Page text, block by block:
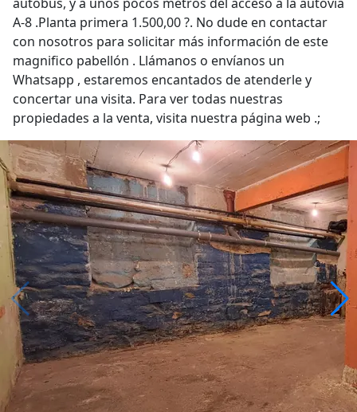
A-8 .Planta primera 1.500,00 ?. No dude en contactar
con nosotros para solicitar más información de este
magnifico pabellón . Llámanos o envíanos un
Whatsapp , estaremos encantados de atenderle y
concertar una visita. Para ver todas nuestras
propiedades a la venta, visita nuestra página web .;